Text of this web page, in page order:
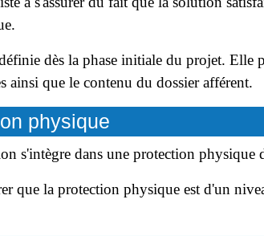
dès la phase initiale du projet. Elle
ainsi que le contenu du dossier afférent.
physique
s'intègre dans une protection physique
que la protection physique est d'un